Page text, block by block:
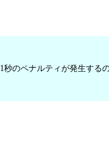
のペナルティが発生する